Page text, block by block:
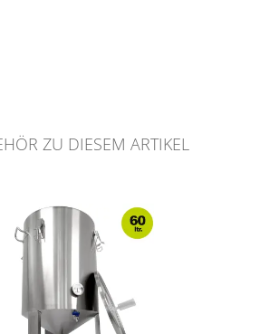
ZU DIESEM ARTIKEL